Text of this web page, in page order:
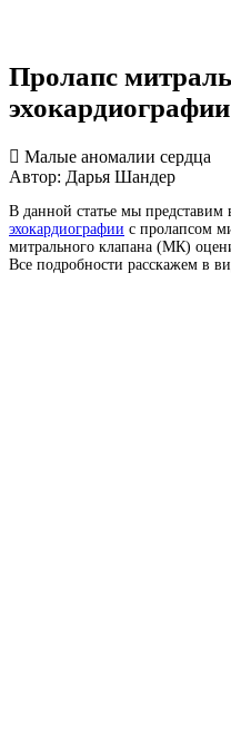
Пролапс
эхокардиографии
Малые аномалии сердца
Автор: Дарья Шандер
В данной статье мы представим
эхокардиографии с пролапсом
митрального клапана (МК)
Все подробности расскажем в